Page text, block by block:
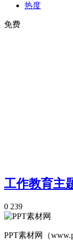
热度
免费
工作教育主
0 239
PPT素材网（